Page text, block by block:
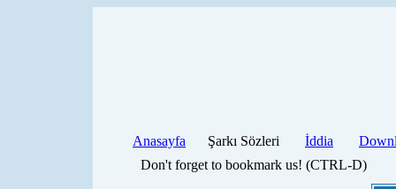
Anasayfa Şarkı Sözleri İddia
Don't forget to bookmark us! (CTRL-D)